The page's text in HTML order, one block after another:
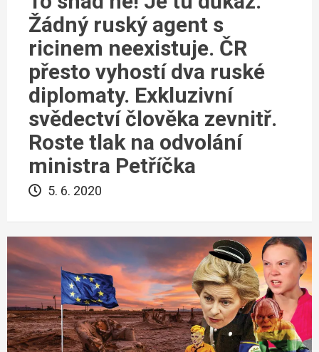
Žádný ruský agent s
ricinem neexistuje. ČR
přesto vyhostí dva ruské
diplomaty. Exkluzivní
svědectví člověka zevnitř.
Roste tlak na odvolání
ministra Petříčka
5. 6. 2020